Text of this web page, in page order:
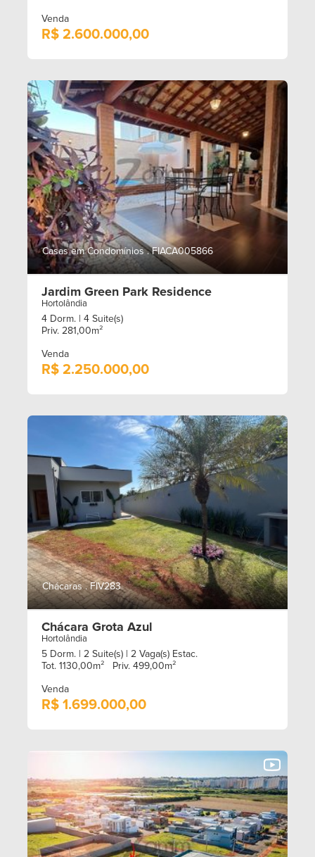
Venda
R$ 2.600.000,00
Casas em Condomínios . FIACA005866
Jardim Green Park Residence
Hortolândia
4 Dorm.
| 4 Suite(s)
Priv. 281,00m²
Venda
R$ 2.250.000,00
Chácaras . FIV283
Chácara Grota Azul
Hortolândia
5 Dorm. | 2 Suite(s) | 2 Vaga(s) Estac.
Tot. 1130,00m²
Priv. 499,00m²
Venda
R$ 1.699.000,00